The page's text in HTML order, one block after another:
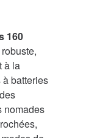
160
à la
batteries
nomades